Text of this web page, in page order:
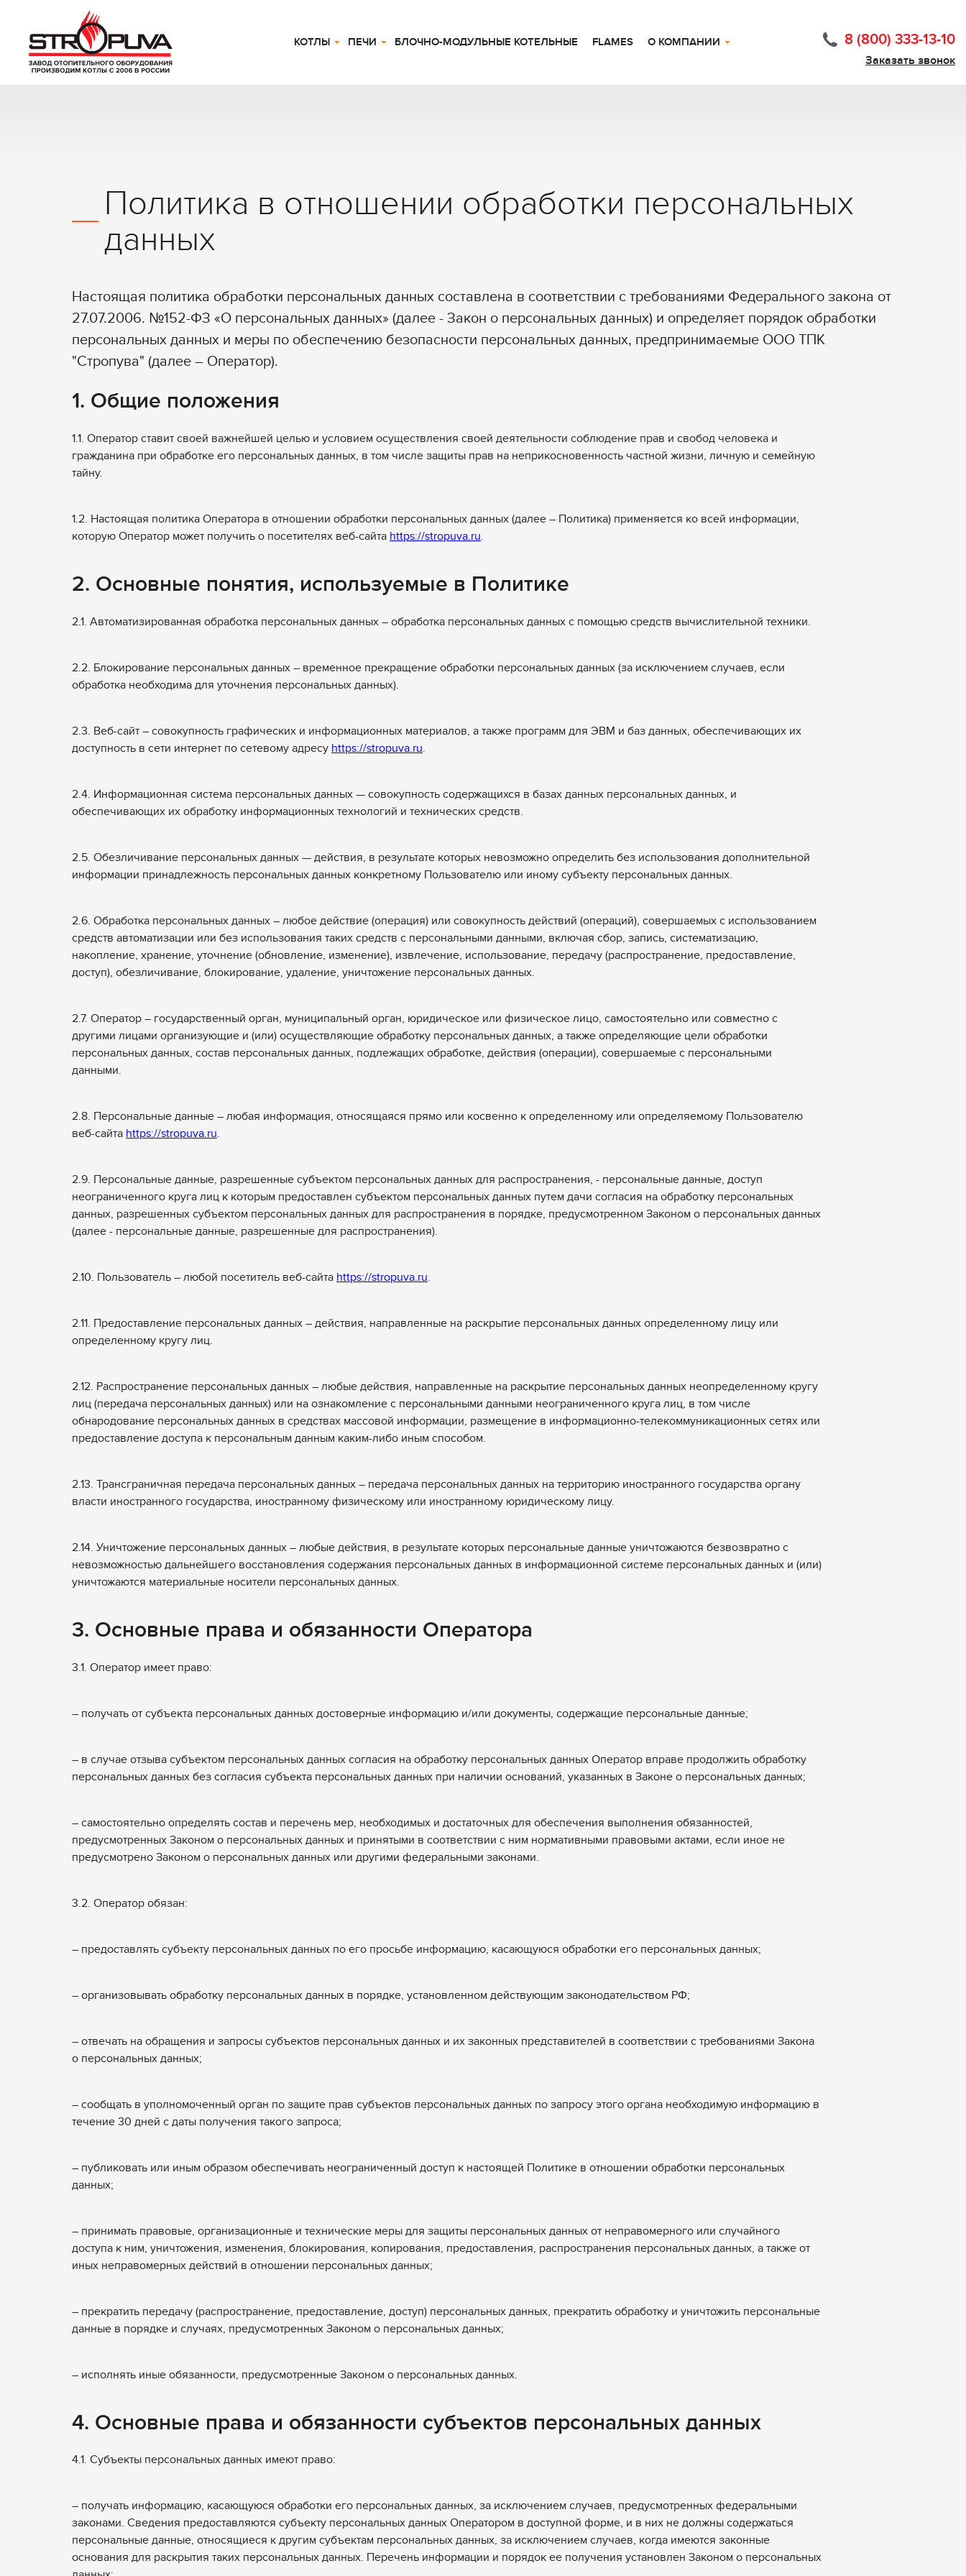
КОТЛЫ ПЕЧИ БЛОЧНО-МОДУЛЬНЫЕ КОТЕЛЬНЫЕ FLAMES О КОМПАНИИ 8 (800) 333-13-10
Заказать звонок
Политика в отношении обработки персональных
данных
Настоящая политика обработки персональных данных составлена в соответствии с требованиями Федерального закона от
27.07.2006. №152-ФЗ «О персональных данных» (далее - Закон о персональных данных) и определяет порядок обработки
персональных данных и меры по обеспечению безопасности персональных данных, предпринимаемые ООО ТПК
"Стропува" (далее – Оператор).
1. Общие положения
1.1. Оператор ставит своей важнейшей целью и условием осуществления своей деятельности соблюдение прав и свобод человека и
гражданина при обработке его персональных данных, в том числе защиты прав на неприкосновенность частной жизни, личную и семейную
тайну.
1.2. Настоящая политика Оператора в отношении обработки персональных данных (далее – Политика) применяется ко всей информации,
которую Оператор может получить о посетителях веб-сайта https://stropuva.ru.
2. Основные понятия, используемые в Политике
2.1. Автоматизированная обработка персональных данных – обработка персональных данных с помощью средств вычислительной техники.
2.2. Блокирование персональных данных – временное прекращение обработки персональных данных (за исключением случаев, если
обработка необходима для уточнения персональных данных).
2.3. Веб-сайт – совокупность графических и информационных материалов, а также программ для ЭВМ и баз данных, обеспечивающих их
доступность в сети интернет по сетевому адресу https://stropuva.ru.
2.4. Информационная система персональных данных — совокупность содержащихся в базах данных персональных данных, и
обеспечивающих их обработку информационных технологий и технических средств.
2.5. Обезличивание персональных данных — действия, в результате которых невозможно определить без использования дополнительной
информации принадлежность персональных данных конкретному Пользователю или иному субъекту персональных данных.
2.6. Обработка персональных данных – любое действие (операция) или совокупность действий (операций), совершаемых с использованием
средств автоматизации или без использования таких средств с персональными данными, включая сбор, запись, систематизацию,
накопление, хранение, уточнение (обновление, изменение), извлечение, использование, передачу (распространение, предоставление,
доступ), обезличивание, блокирование, удаление, уничтожение персональных данных.
2.7. Оператор – государственный орган, муниципальный орган, юридическое или физическое лицо, самостоятельно или совместно с
другими лицами организующие и (или) осуществляющие обработку персональных данных, а также определяющие цели обработки
персональных данных, состав персональных данных, подлежащих обработке, действия (операции), совершаемые с персональными
данными.
2.8. Персональные данные – любая информация, относящаяся прямо или косвенно к определенному или определяемому Пользователю
веб-сайта https://stropuva.ru.
2.9. Персональные данные, разрешенные субъектом персональных данных для распространения, - персональные данные, доступ
неограниченного круга лиц к которым предоставлен субъектом персональных данных путем дачи согласия на обработку персональных
данных, разрешенных субъектом персональных данных для распространения в порядке, предусмотренном Законом о персональных данных
(далее - персональные данные, разрешенные для распространения).
2.10. Пользователь – любой посетитель веб-сайта https://stropuva.ru.
2.11. Предоставление персональных данных – действия, направленные на раскрытие персональных данных определенному лицу или
определенному кругу лиц.
2.12. Распространение персональных данных – любые действия, направленные на раскрытие персональных данных неопределенному кругу
лиц (передача персональных данных) или на ознакомление с персональными данными неограниченного круга лиц, в том числе
обнародование персональных данных в средствах массовой информации, размещение в информационно-телекоммуникационных сетях или
предоставление доступа к персональным данным каким-либо иным способом.
2.13. Трансграничная передача персональных данных – передача персональных данных на территорию иностранного государства органу
власти иностранного государства, иностранному физическому или иностранному юридическому лицу.
2.14. Уничтожение персональных данных – любые действия, в результате которых персональные данные уничтожаются безвозвратно с
невозможностью дальнейшего восстановления содержания персональных данных в информационной системе персональных данных и (или)
уничтожаются материальные носители персональных данных.
3. Основные права и обязанности Оператора
3.1. Оператор имеет право:
– получать от субъекта персональных данных достоверные информацию и/или документы, содержащие персональные данные;
– в случае отзыва субъектом персональных данных согласия на обработку персональных данных Оператор вправе продолжить обработку
персональных данных без согласия субъекта персональных данных при наличии оснований, указанных в Законе о персональных данных;
– самостоятельно определять состав и перечень мер, необходимых и достаточных для обеспечения выполнения обязанностей,
предусмотренных Законом о персональных данных и принятыми в соответствии с ним нормативными правовыми актами, если иное не
предусмотрено Законом о персональных данных или другими федеральными законами.
3.2. Оператор обязан:
– предоставлять субъекту персональных данных по его просьбе информацию, касающуюся обработки его персональных данных;
– организовывать обработку персональных данных в порядке, установленном действующим законодательством РФ;
– отвечать на обращения и запросы субъектов персональных данных и их законных представителей в соответствии с требованиями Закона
о персональных данных;
– сообщать в уполномоченный орган по защите прав субъектов персональных данных по запросу этого органа необходимую информацию в
течение 30 дней с даты получения такого запроса;
– публиковать или иным образом обеспечивать неограниченный доступ к настоящей Политике в отношении обработки персональных
данных;
– принимать правовые, организационные и технические меры для защиты персональных данных от неправомерного или случайного
доступа к ним, уничтожения, изменения, блокирования, копирования, предоставления, распространения персональных данных, а также от
иных неправомерных действий в отношении персональных данных;
– прекратить передачу (распространение, предоставление, доступ) персональных данных, прекратить обработку и уничтожить персональные
данные в порядке и случаях, предусмотренных Законом о персональных данных;
– исполнять иные обязанности, предусмотренные Законом о персональных данных.
4. Основные права и обязанности субъектов персональных данных
4.1. Субъекты персональных данных имеют право:
– получать информацию, касающуюся обработки его персональных данных, за исключением случаев, предусмотренных федеральными
законами. Сведения предоставляются субъекту персональных данных Оператором в доступной форме, и в них не должны содержаться
персональные данные, относящиеся к другим субъектам персональных данных, за исключением случаев, когда имеются законные
основания для раскрытия таких персональных данных. Перечень информации и порядок ее получения установлен Законом о персональных